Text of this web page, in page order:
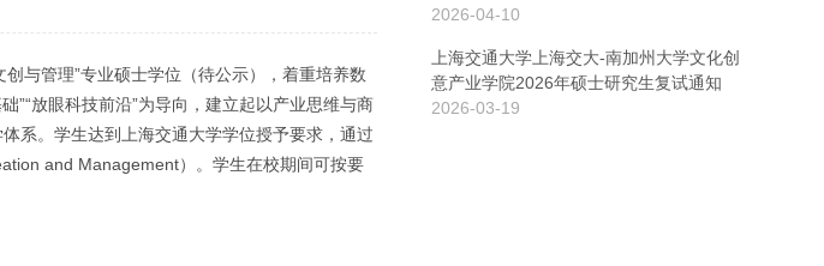
与管理”专业硕士学位（待公示），着重培养数
”“放眼科技前沿”为导向，建立起以产业思维与商
系。学生达到上海交通大学学位授予要求，通过
and Management）。学生在校期间可按要
2026-04-10
上海交通大学上海交大-南加州大学文化创
意产业学院2026年硕士研究生复试通知
2026-03-19